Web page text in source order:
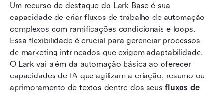
Um recurso de destaque do Lark Base é sua
capacidade de criar fluxos de trabalho de automação
complexos com ramificações condicionais e loops.
Essa flexibilidade é crucial para gerenciar processos
de marketing intrincados que exigem adaptabilidade.
O Lark vai além da automação básica ao oferecer
capacidades de IA que agilizam a criação, resumo ou
aprimoramento de textos dentro dos seus fluxos de